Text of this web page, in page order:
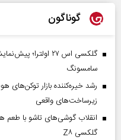
گوناگون
گلکسی اس ۲۷
سامسونگ
زیرساخت‌های واقعی
انقلاب گوشی‌های تاشو‌ با طعم
گلکسی Z۸